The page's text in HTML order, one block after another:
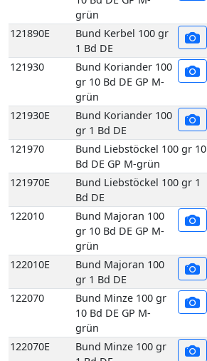
Bund Liebstöckel 100 gr 1
Bd DE
Bund Majoran 100
gr 10 Bd DE GP M-
grün
Bund Majoran 100
gr 1 Bd DE
Bund Minze 100 gr
10 Bd DE GP M-
grün
122070E
Bund Minze 100 gr
1 Bd DE
122090
Bund Oregano 100
gr 10 Bd DE GP M-
grün
122090E
Bund Oregano 100
gr 1 Bd DE
122140
Bund Rosmarin 100
gr 10 Bd DE GP M-
grün
122140E
Bund Rosmarin 100
gr 1 Bd DE